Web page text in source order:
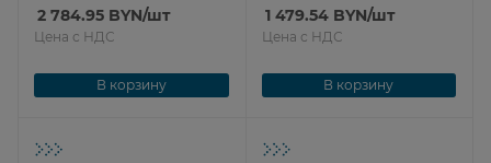
2 784.95 BYN/шт
Цена с НДС
В корзину
1 479.54BYN/шт
Цена с НДС
В корзину